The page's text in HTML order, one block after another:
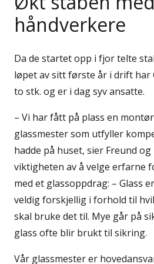
håndverkere
Da de startet opp i fjor telte
løpet av sitt første år i drift har
to stk. og er i dag syv ansatte.
– Vi har fått på plass en
glassmester som utfyller
hadde på huset, sier Freund
viktigheten av å velge erfarne
med et glassoppdrag: – Glass
veldig forskjellig i forhold til
skal bruke det til. Mye går på
glass ofte blir brukt til sikring.
Vår glassmester er